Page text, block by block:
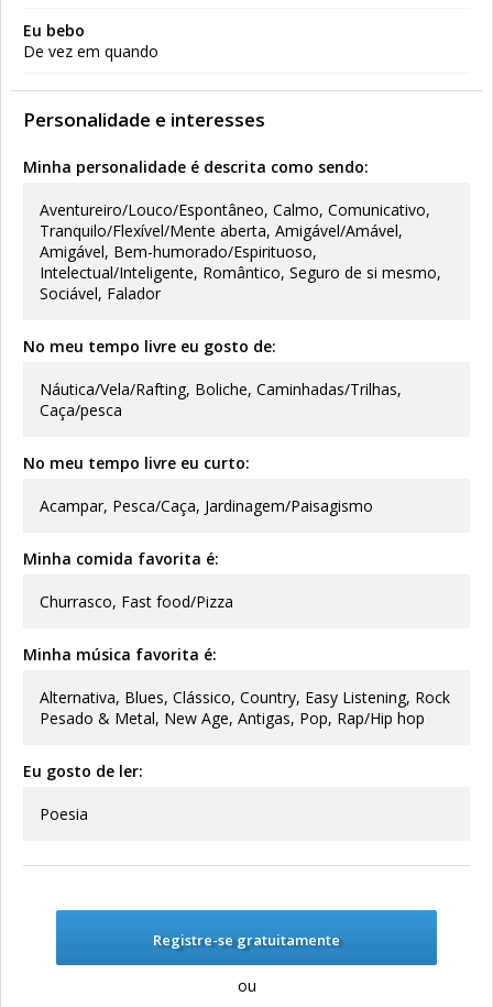
Eu bebo
De vez em quando
Personalidade e interesses
Minha personalidade é descrita como sendo:
Aventureiro/Louco/Espontâneo, Calmo, Comunicativo,
Tranquilo/Flexível/Mente aberta, Amigável/Amável,
Amigável, Bem-humorado/Espirituoso,
Intelectual/Inteligente, Romântico, Seguro de si mesmo,
Sociável, Falador
No meu tempo livre eu gosto de:
Náutica/Vela/Rafting, Boliche, Caminhadas/Trilhas,
Caça/pesca
No meu tempo livre eu curto:
Acampar, Pesca/Caça, Jardinagem/Paisagismo
Minha comida favorita é:
Churrasco, Fast food/Pizza
Minha música favorita é:
Alternativa, Blues, Clássico, Country, Easy Listening, Rock
Pesado & Metal, New Age, Antigas, Pop, Rap/Hip hop
Eu gosto de ler:
Poesia
Registre-se gratuitamente
ou